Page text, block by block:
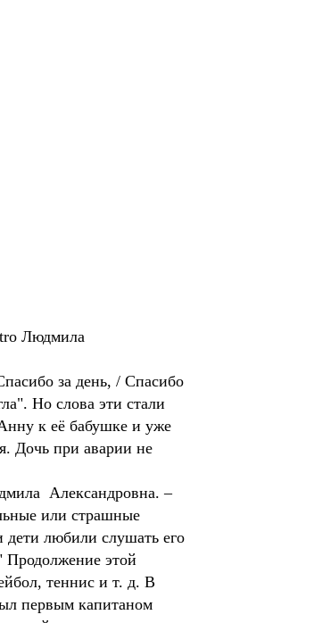
Людмила
за день, / Спасибо
Но слова эти стали
к её бабушке и уже
Дочь при аварии не
Александровна. –
или страшные
любили слушать его
Продолжение этой
теннис и т. д. В
первым капитаном